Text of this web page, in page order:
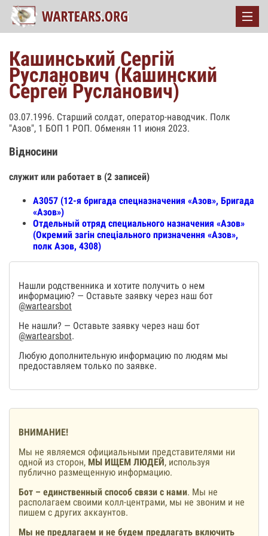
Кашинський Сергій
Русланович (Кашинский
Сергей Русланович)
03.07.1996. Старший солдат, оператор-наводчик. Полк
"Азов", 1 БОП 1 РОП. Обменян 11 июня 2023.
Відносини
служит или работает в (2 записей)
А3057 (12-я бригада спецназначения «Азов», Бригада
«Азов»)
Отдельный отряд специального назначения «Азов»
(Окремий загін спеціального призначення «Азов»,
полк Азов, 4308)
Нашли родственника и хотите получить о нем
информацию? — Оставьте заявку через наш бот
@wartearsbot
Не нашли? — Оставьте заявку через наш бот
@wartearsbot.
Любую дополнительную информацию по людям мы
предоставляем только по заявке.
ВНИМАНИЕ!
Мы не являемся официальными представителями ни
одной из сторон, МЫ ИЩЕМ ЛЮДЕЙ, используя
публично размещенную информацию.
Бот – единственный способ связи с нами. Мы не
располагаем своими колл-центрами, мы не звоним и не
пишем с других аккаунтов.
Мы не предлагаем и не будем предлагать включить